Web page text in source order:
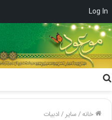
Log In
خانه/سایر /ادبیات